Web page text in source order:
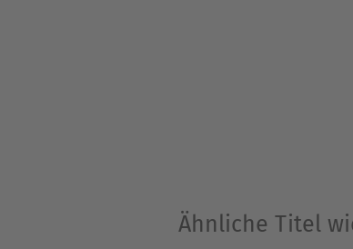
war
Science-Fiction-
Mit
Ähnliche Titel